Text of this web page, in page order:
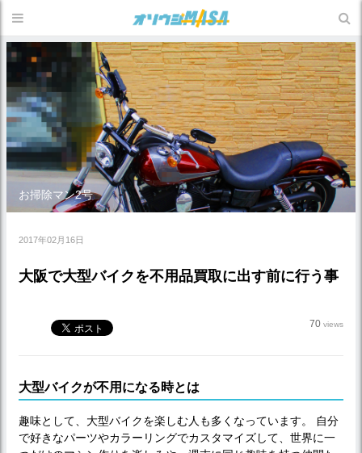
お掃除マン2号
2017年02月16日
大阪で大型バイクを不用品買取に出す前に行う事
70 views
大型バイクが不用になる時とは
趣味として、大型バイクを楽しむ人も多くなっています。 自分
で好きなパーツやカラーリングでカスタマイズして、世界に一